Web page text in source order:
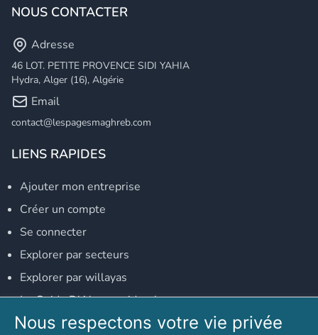
NOUS CONTACTER
Adresse
46 LOT. PETITE PROVENCE SIDI YAHIA
Hydra, Alger (16), Algérie
Email
contact@lespagesmaghreb.com
LIENS RAPIDES
Ajouter mon entreprise
Créer un compte
Se connecter
Explorer par secteurs
Explorer par willayas
Le Guide D'Alger, guide-alger.com
NOS RÉSEAUX SOCIAUX
Nous respectons votre vie privée